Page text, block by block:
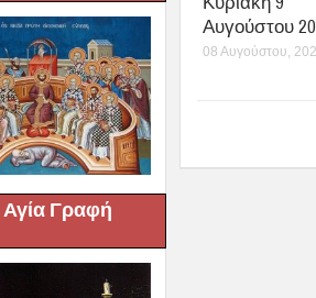
Αγία Γραφή
Αυγούστου
08 Αυγούστου,